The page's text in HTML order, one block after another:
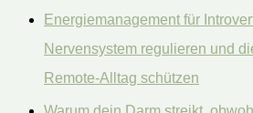
Energiemanagement für
Nervensystem regulieren und
Remote-Alltag schützen